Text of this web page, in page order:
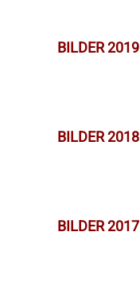
BILDER 2019
BILDER 2018
BILDER 2017